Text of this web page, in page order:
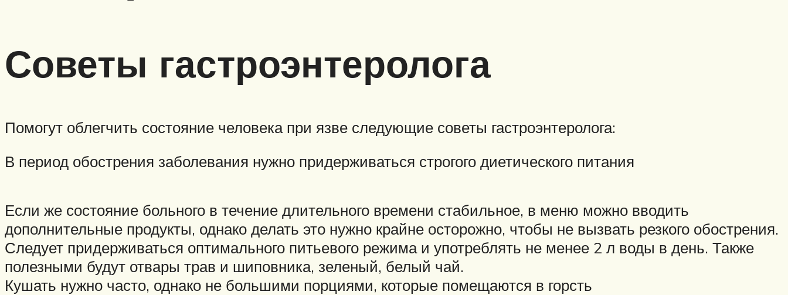
Советы гастроэнтеролога
Помогут облегчить состояние человека при язве следующие советы гастроэнтеролога:
В период обострения заболевания нужно придерживаться строгого диетического питания
Если же состояние больного в течение длительного времени стабильное, в меню можно вводить
дополнительные продукты, однако делать это нужно крайне осторожно, чтобы не вызвать резкого обострения.
Следует придерживаться оптимального питьевого режима и употреблять не менее 2 л воды в день. Также
полезными будут отвары трав и шиповника, зеленый, белый чай.
Кушать нужно часто, однако не большими порциями, которые помещаются в горсть